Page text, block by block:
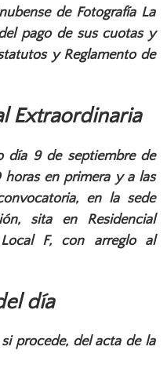
de Fotografía La
pago de sus cuotas y
y Reglamento de
Extraordinaria
día 9 de septiembre de
en primera y a las
en la sede
sita en Residencial
F, con arreglo al
día
procede, del acta de la